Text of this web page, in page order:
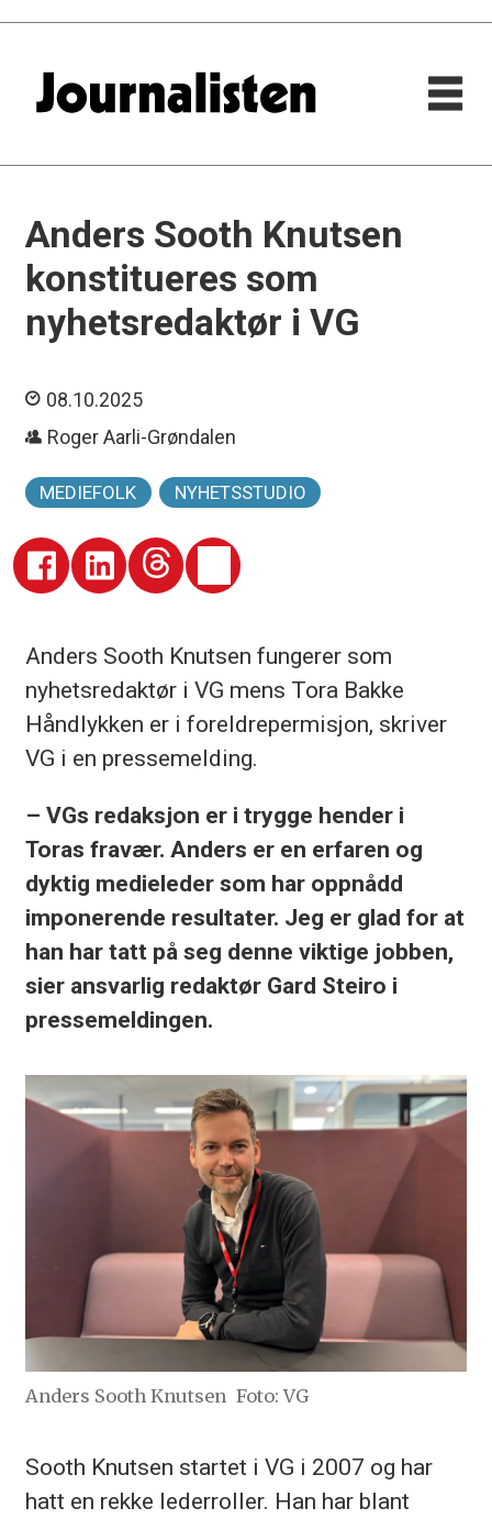
Anders Sooth Knutsen
konstitueres som
nyhetsredaktør i VG
08.10.2025
Roger Aarli-Grøndalen
MEDIEFOLK NYHETSSTUDIO
Anders Sooth Knutsen fungerer som
nyhetsredaktør i VG mens Tora Bakke
Håndlykken er i foreldrepermisjon, skriver
VG i en pressemelding.
– VGs redaksjon er i trygge hender i
Toras fravær. Anders er en erfaren og
dyktig medieleder som har oppnådd
imponerende resultater. Jeg er glad for at
han har tatt på seg denne viktige jobben,
sier ansvarlig redaktør Gard Steiro i
pressemeldingen.
Anders Sooth Knutsen Foto: VG
Sooth Knutsen startet i VG i 2007 og har
hatt en rekke lederroller. Han har blant